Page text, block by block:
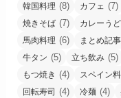
韓国料理 (8) カフェ (7)
焼きそば (7) カレーう
馬肉料理 (6) まとめ記事
牛タン (5) 立ち飲み (5)
もつ焼き (4) スペイン
回転寿司 (4) 冷麺 (4)